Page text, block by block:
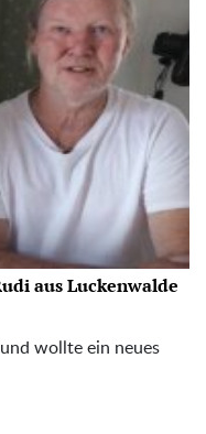
aus Luckenwalde
wollte ein neues